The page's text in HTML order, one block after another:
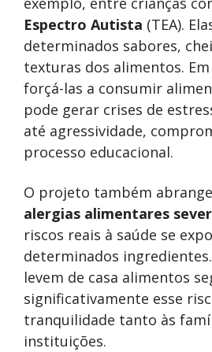
Espectro Autista (TEA).
determinados sabores,
texturas dos alimentos.
forçá-las a consumir
pode gerar crises de
até agressividade,
processo educacional.
O projeto também
alergias alimentares
riscos reais à saúde se
determinados
levem de casa alimentos
significativamente esse
tranquilidade tanto às
instituições.